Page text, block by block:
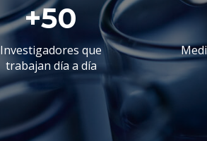
+50
Investigadores que
trabajan día a día